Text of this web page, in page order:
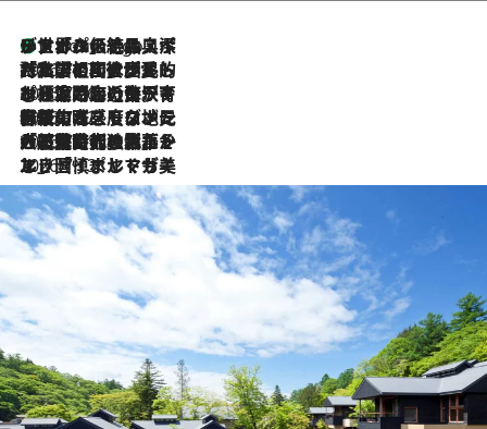
7 Hours Ago
リスボンの絶品スイーツ「パステル・デ・ナタ」とは？ポルトガル伝統の奥深い世界へ
2026.7.27
「私の祖国はポルトガル語です」国民的詩人フェルナンド・ペソアと、彼が愛した文学の街を歩く
2026.7.26
ポルトガル近海が育む極上の海の幸。キリリと冷えた白ワインと愉しむ、シーフード専門店の贅沢
2026.7.22
伝統の味をモダンに昇華。高感度な地元客が集う、リスボンの最旬ガストロノミー
2026.7.21
大航海時代の栄華から、震災、独裁、そして革命へ。ポルトガル・首都リスボンの石畳に刻まれた「歴史の光と影」
2026.7.13
エッセイ・ヤマザキマリ「慎ましくも美しき国 ポルトガル」